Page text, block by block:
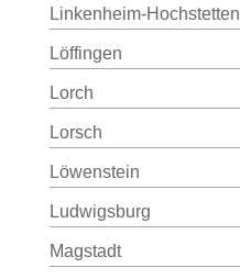
Linkenheim-Hochstetten
Löffingen
Lorch
Lorsch
Löwenstein
Ludwigsburg
Magstadt